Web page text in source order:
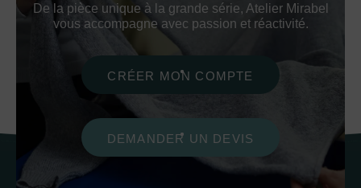
De la pièce unique à la grande série, Atelier Mirabel
vous accompagne avec passion et réactivité.
CRÉER MON COMPTE
DEMANDER UN DEVIS